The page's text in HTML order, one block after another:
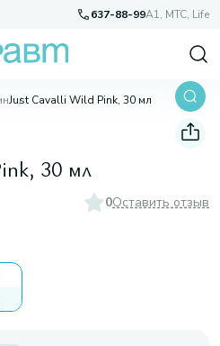
637-88-99A1, МТС, Life
Just Cavalli Wild Pink, 30 мл
30 мл
0Оставить отзыв